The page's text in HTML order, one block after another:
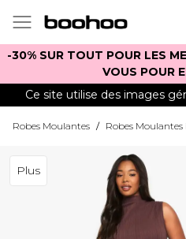
-30% SUR TOUT POUR LES
VOUS POUR
Ce site utilise des images
Robes Moulantes / Robes
Plus